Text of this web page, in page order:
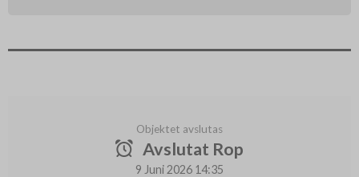
Objektet avslutas
Avslutat Rop
9 Juni 2026 14:35